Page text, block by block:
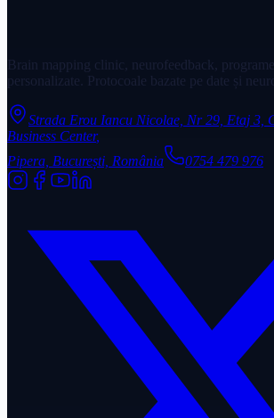
Brain mapping clinic, neurofeedback,
personalizate. Protocoale bazate pe date și
Strada Erou Iancu Nicolae, Nr 29, Etaj 3,
Business Center,
Pipera, București, România
0754 479 976